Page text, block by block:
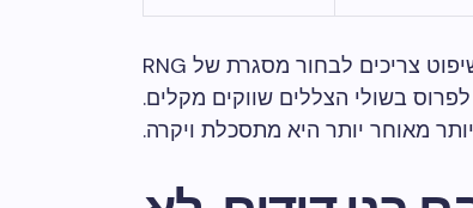
מפעילים המתכננים פריסה במספר תחומי שיפוט צריכים לבחור מסגרת של RNG
בשולי הצללים שווקים מקלים.
מאוחר יותר היא מתסכלת ויקרה.